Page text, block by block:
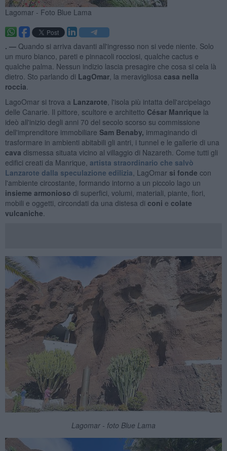
Lagomar - Foto Blue Lama
. — Quando si arriva davanti all'ingresso non si vede niente. Solo
un muro bianco, pareti e pinnacoli rocciosi, qualche cactus e
qualche palma. Nessun indizio lascia presagire che cosa si cela là
dietro. Sto parlando di LagOmar, la meravigliosa casa nella
roccia
LagoOmar si trova a Lanzarote , l'isola più intatta dell'arcipelago
delle Canarie. Il pittore, scultore e architetto César Manrique la
ideò all'inizio degli anni 70 del secolo scorso su commissione
dell'imprenditore immobiliare Sam Benaby, immaginando di
trasformare in ambienti abitabili gli antri, i tunnel e le gallerie di una
cava dismessa situata vicino al villaggio di Nazareth. Come tutti gli
edifici creati da Manrique, artista straordinario che salvò
Lanzarote dalla speculazione edilizia , LagOmar si fonde con
l'ambiente circostante, formando intorno a un piccolo lago un
insieme armonioso di superfici, volumi, materiali, piante, fiori,
mobili e oggetti, circondati da una distesa di coni e colate
vulcaniche
Lagomar - foto Blue Lama